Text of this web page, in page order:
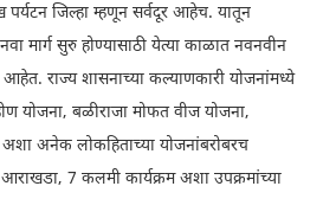
जिल्हा म्हणून सर्वदूर आहेच. यातून
मार्ग सुरु होण्यासाठी येत्या काळात नवनवीन
आहेत. राज्य शासनाच्या कल्याणकारी योजनांमध्ये
योजना, बळीराजा मोफत वीज योजना,
अशा अनेक लोकहिताच्या योजनांबरोबरच
7 कलमी कार्यक्रम अशा उपक्रमांच्या